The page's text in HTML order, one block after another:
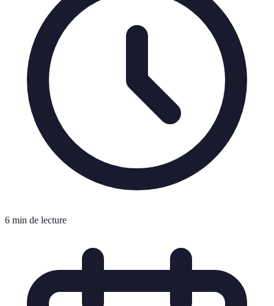
6 min de lecture